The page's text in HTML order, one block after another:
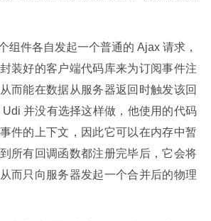
组件各自发起一个普通的 Ajax 请求，
装好的客户端代码库来为订阅事件注
而能在数据从服务器返回时触发该回
并没有选择这样做，他使用的代码
件的上下文，因此它可以在内存中暂
所有回调函数都注册完毕后，它会将
而只向服务器发起一个合并后的物理